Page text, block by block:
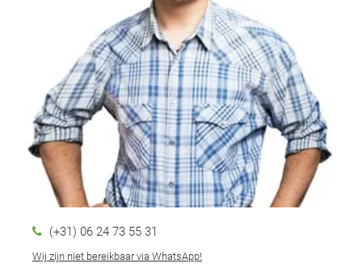
(+31) 06 24 73 55 31
Wij zijn niet bereikbaar via WhatsApp!